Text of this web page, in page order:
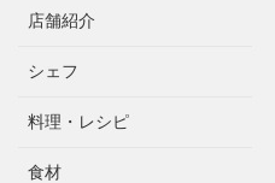
店舗紹介
シェフ
料理・レシピ
食材